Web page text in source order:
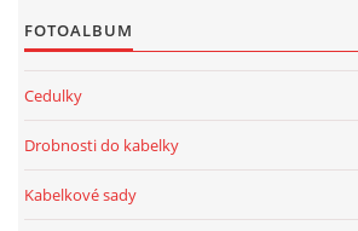
FOTOALBUM
Cedulky
Drobnosti do kabelky
Kabelkové sady